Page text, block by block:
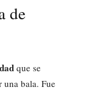
de
que se
bala. Fue